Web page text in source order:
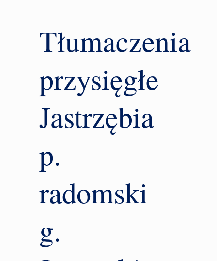
Tłumaczenia
przysięgłe
Jastrzębia
p.
radomski
g.